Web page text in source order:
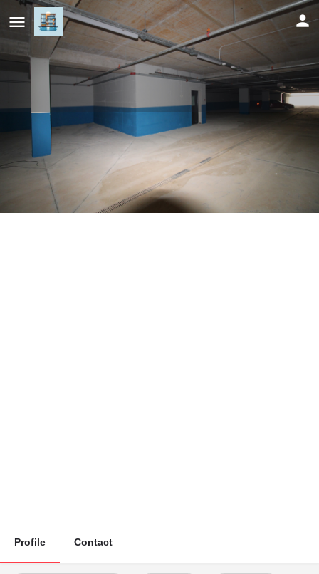
Tuzla Tower Parking u garaži
Cijena (mjesečno)
KM
Profile Contact